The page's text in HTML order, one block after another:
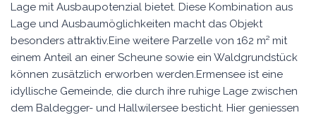
Lage mit Ausbaupotenzial bietet. Diese Kombination aus
Lage und Ausbaumöglichkeiten macht das Objekt
besonders attraktiv.Eine weitere Parzelle von 162 m² mit
einem Anteil an einer Scheune sowie ein Waldgrundstück
können zusätzlich erworben werden.Ermensee ist eine
idyllische Gemeinde, die durch ihre ruhige Lage zwischen
dem Baldegger- und Hallwilersee besticht. Hier geniessen